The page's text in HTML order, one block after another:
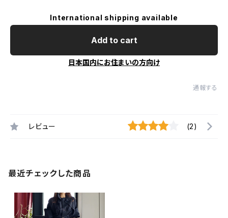
International shipping available
Add to cart
日本国内にお住まいの方向け
通報する
レビュー (2)
最近チェックした商品